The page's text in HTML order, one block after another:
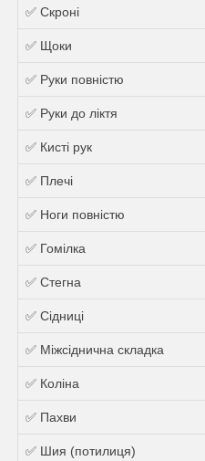
✅ Скроні
✅ Щоки
✅ Руки повністю
✅ Руки до ліктя
✅ Кисті рук
✅ Плечі
✅ Ноги повністю
✅ Гомілка
✅ Стегна
✅ Сідниці
✅ Міжсіднична складка
✅ Коліна
✅ Пахви
✅ Шия (потилиця)